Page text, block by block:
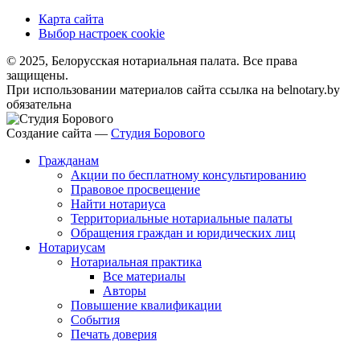
Карта сайта
Выбор настроек cookie
© 2025, Белорусская нотариальная палата. Все права
защищены.
При использовании материалов сайта ссылка на belnotary.by
обязательна
Создание сайта — Студия Борового
Гражданам
Акции по бесплатному консультированию
Правовое просвещение
Найти нотариуса
Территориальные нотариальные палаты
Обращения граждан и юридических лиц
Нотариусам
Нотариальная практика
Все материалы
Авторы
Повышение квалификации
События
Печать доверия